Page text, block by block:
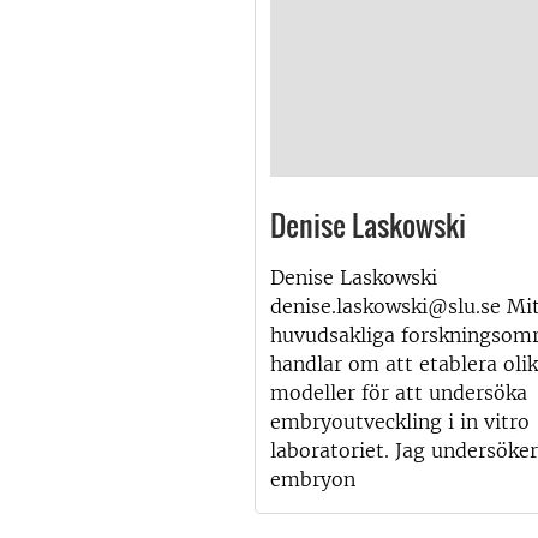
Denise Laskowski
Denise Laskowski
denise.laskowski@slu.se
huvudsakliga
handlar om att etablera
modeller för att undersöka
embryoutveckling i in vitro
laboratoriet. Jag undersöker
embryon